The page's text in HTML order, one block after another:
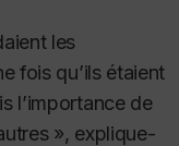
les
fois qu’ils étaient
l’importance de
», explique-